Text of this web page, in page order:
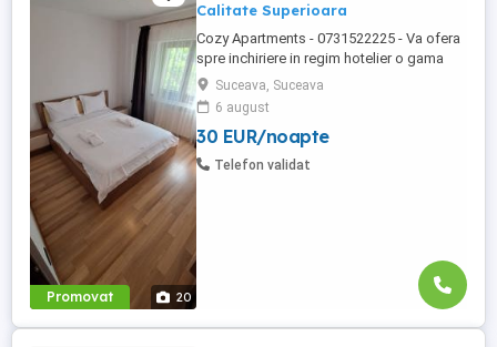
Promovat 20
Calitate Superioara
Cozy Apartments - 0731522225 - Va ofera
spre inchiriere in regim hotelier o gama
variata de apartamente si garsoniere
situate in puncte cheie ale orasului
Suceava: Bulevardul George Enescu. In
centrul Orasului pe Esplanada langa
McDonald's. Bulevardul 1 Mai Obcini
Suceava, Suceava
6 august
30 EUR/noapte
Telefon validat